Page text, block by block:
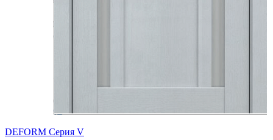
DEFORM Серия V